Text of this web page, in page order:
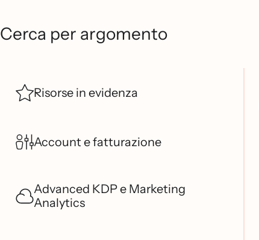
Cerca per argomento
Risorse in evidenza
Account e fatturazione
Advanced KDP e Marketing
Analytics